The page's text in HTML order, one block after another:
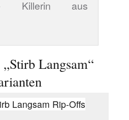
Killerin aus
Langsam“